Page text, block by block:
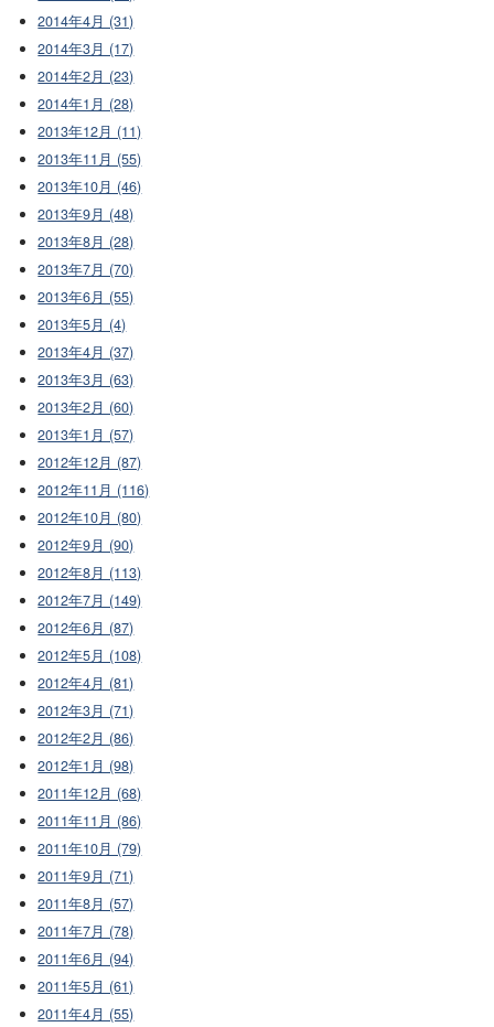
2014年4月 (31)
2014年3月 (17)
2014年2月 (23)
2014年1月 (28)
2013年12月 (11)
2013年11月 (55)
2013年10月 (46)
2013年9月 (48)
2013年8月 (28)
2013年7月 (70)
2013年6月 (55)
2013年5月 (4)
2013年4月 (37)
2013年3月 (63)
2013年2月 (60)
2013年1月 (57)
2012年12月 (87)
2012年11月 (116)
2012年10月 (80)
2012年9月 (90)
2012年8月 (113)
2012年7月 (149)
2012年6月 (87)
2012年5月 (108)
2012年4月 (81)
2012年3月 (71)
2012年2月 (86)
2012年1月 (98)
2011年12月 (68)
2011年11月 (86)
2011年10月 (79)
2011年9月 (71)
2011年8月 (57)
2011年7月 (78)
2011年6月 (94)
2011年5月 (61)
2011年4月 (55)